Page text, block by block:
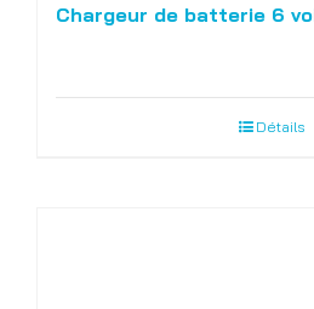
Chargeur de batterie 6
Détails